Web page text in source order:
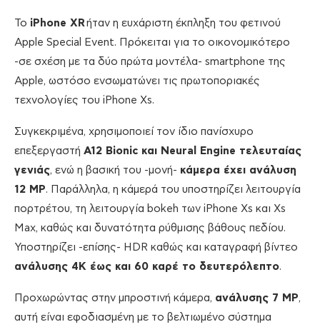
Το iPhone XR ήταν η ευχάριστη έκπληξη του φετινού
Apple Special Event. Πρόκειται για το οικονομικότερο
-σε σχέση με τα δύο πρώτα μοντέλα- smartphone της
Apple, ωστόσο ενσωματώνει τις πρωτοποριακές
τεχνολογίες του iPhone Xs.
Συγκεκριμένα, χρησιμοποιεί τον ίδιο πανίσχυρο
επεξεργαστή A12 Bionic και Neural Engine τελευταίας
γενιάς, ενώ η βασική του -μονή- κάμερα έχει ανάλυση
12 MP. Παράλληλα, η κάμερά του υποστηρίζει λειτουργία
πορτρέτου, τη λειτουργία bokeh των iPhone Xs και Xs
Max, καθώς και δυνατότητα ρύθμισης βάθους πεδίου.
Υποστηρίζει -επίσης- HDR καθώς και καταγραφή βίντεο
ανάλυσης 4Κ έως και 60 καρέ το δευτερόλεπτο.
Προχωρώντας στην μπροστινή κάμερα, ανάλυσης 7 MP,
αυτή είναι εφοδιασμένη με το βελτιωμένο σύστημα